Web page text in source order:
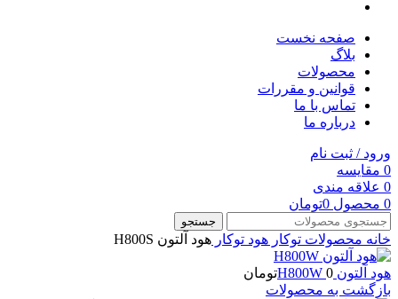
صفحه نخست
بلاگ
محصولات
قوانین و مقررات
تماس با ما
درباره ما
ورود / ثبت نام
0 مقایسه
0 علاقه مندی
0 محصول 0تومان
جستجو
خانه محصولات توکار هود توکار هود آلتون H800S
هود آلتون H800W 0
تومان
بازگشت به محصولات